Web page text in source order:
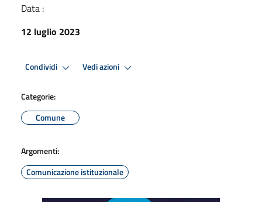
Data :
12 luglio 2023
Condividi Vedi azioni
Categorie:
Comune
Argomenti:
Comunicazione istituzionale